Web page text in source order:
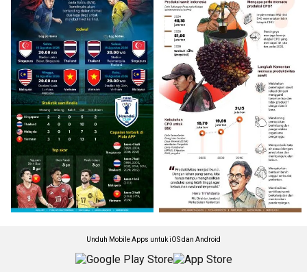
Unduh Mobile Apps untuk iOS dan Android